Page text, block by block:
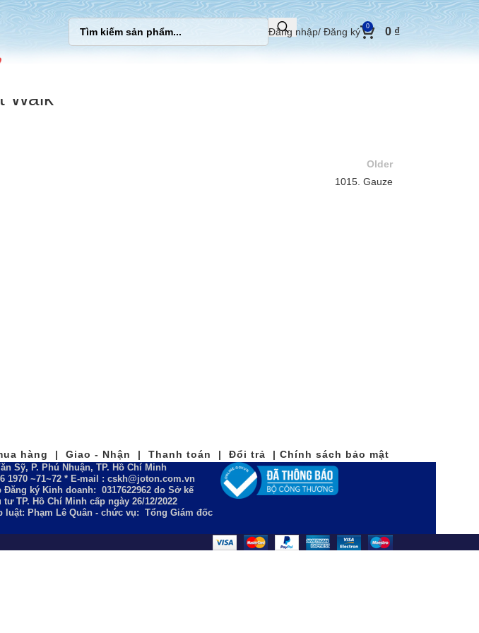
Đăng nhập/ Đăng ký 0 0 ₫
Walk
Older
1015. Gauze
hàng | Giao - Nhận | Thanh toán | Đổi trả | Chính sách bảo mật
Sỹ, P. Phú Nhuận, TP. Hồ Chí Minh
1970 ~71~72 * E-mail : cskh@joton.com.vn
Đăng ký Kinh doanh: 0317622962 do Sở kế
tư TP. Hồ Chí Minh cấp ngày 26/12/2022
luật: Phạm Lê Quân - chức vụ: Tổng Giám đốc